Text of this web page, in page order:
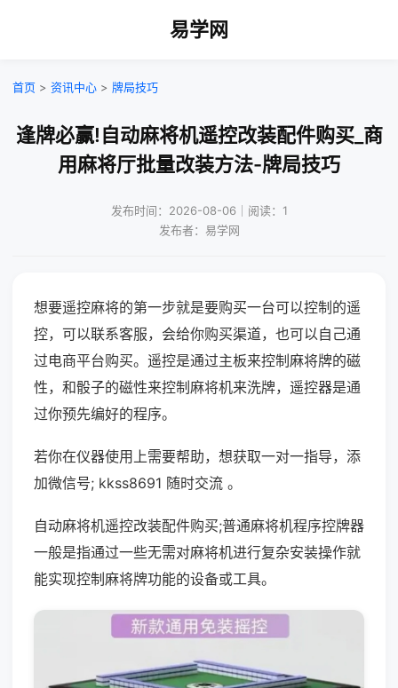
易学网
首页 > 资讯中心 > 牌局技巧
逢牌必赢!自动麻将机遥控改装配件购买_商
用麻将厅批量改装方法-牌局技巧
发布时间：2026-08-06｜阅读：1
发布者：易学网
想要遥控麻将的第一步就是要购买一台可以控制的遥
控，可以联系客服，会给你购买渠道，也可以自己通
过电商平台购买。遥控是通过主板来控制麻将牌的磁
性，和骰子的磁性来控制麻将机来洗牌，遥控器是通
过你预先编好的程序。
若你在仪器使用上需要帮助，想获取一对一指导，添
加微信号; kkss8691 随时交流 。
自动麻将机遥控改装配件购买;普通麻将机程序控牌器
一般是指通过一些无需对麻将机进行复杂安装操作就
能实现控制麻将牌功能的设备或工具。